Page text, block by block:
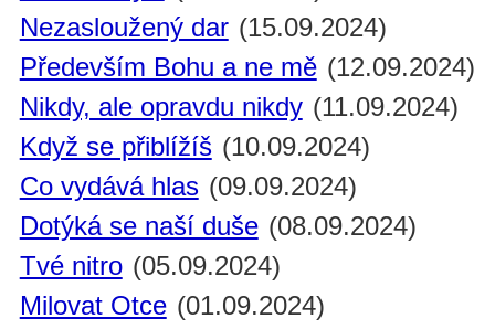
Nezasloužený dar (15.09.2024)
Především Bohu a ne mě (12.09.2024)
Nikdy, ale opravdu nikdy (11.09.2024)
Když se přiblížíš (10.09.2024)
Co vydává hlas (09.09.2024)
Dotýká se naší duše (08.09.2024)
Tvé nitro (05.09.2024)
Milovat Otce (01.09.2024)